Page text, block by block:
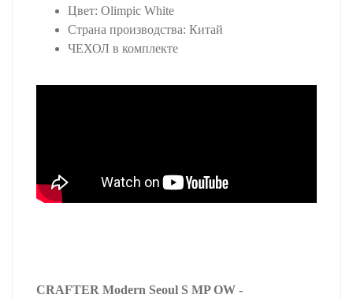
Цвет: Olimpic White
Страна производства: Китай
ЧЕХОЛ в комплекте
CRAFTER Modern Seoul S MP OW -